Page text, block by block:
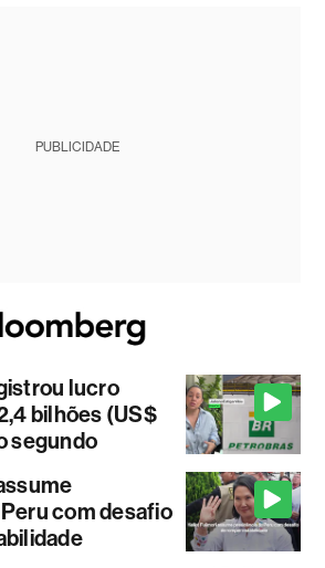
PUBLICIDADE
lucro
bilhões (US$
segundo
com desafio